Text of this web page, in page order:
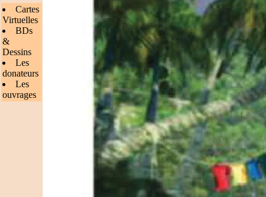
Cartes
Virtuelles
BDs
&
Dessins
Les
donateurs
Les
ouvrages